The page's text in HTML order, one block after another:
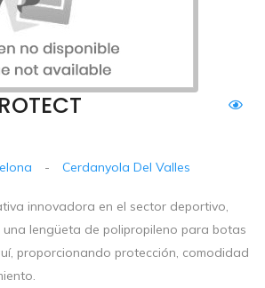
- Cerdanyola Del Valles
innovadora en el sector deportivo,
lengüeta de polipropileno para botas
proporcionando protección, comodidad